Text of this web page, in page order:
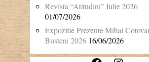
Revista “Atitudini” Iulie 2026
01/07/2026
Expozitie Prezente Mihai
Busteni 2026 16/06/2026